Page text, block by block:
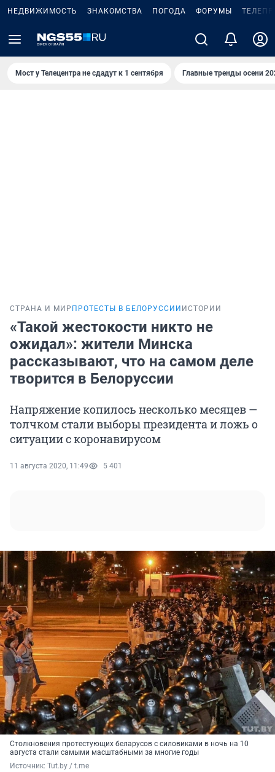
НЕДВИЖИМОСТЬ ЗНАКОМСТВА ПОГОДА ФОРУМЫ
Мост у Телецентра не сдадут к 1 сентября Главные тренды осени
СТРАНА И МИР ПРОТЕСТЫ В БЕЛОРУССИИ ИСТОРИИ
«Такой жестокости никто не
ожидал»: жители Минска
рассказывают, что на самом деле
творится в Белоруссии
Напряжение копилось несколько месяцев —
толчком стали выборы президента и ложь о
ситуации с коронавирусом
11 августа 2020, 11:49 5 401
Столкновения протестующих беларусов с силовиками в ночь на 10
августа стали самыми масштабными за многие годы
Источник: Tut.by / t.me